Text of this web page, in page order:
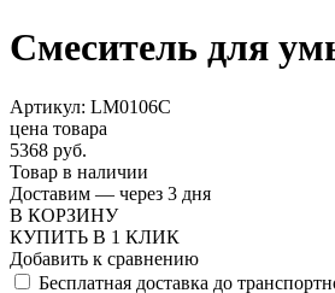
Смеситель для
Артикул: LM0106C
цена товара
5368 руб.
Товар в наличии
Доставим — через 3 дня
В КОРЗИНУ
КУПИТЬ В 1 КЛИК
Добавить к сравнению
Бесплатная доставка до